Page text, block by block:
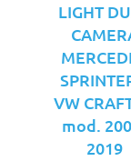
LIGHT
VW
mod.
2019